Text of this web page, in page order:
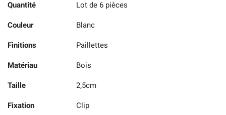
Quantité Lot de 6 pièces
Couleur Blanc
Finitions Paillettes
Matériau Bois
Taille 2,5cm
Fixation Clip